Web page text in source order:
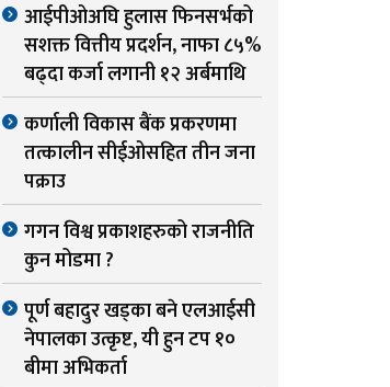
आईपीओअघि हुलास फिनसर्भको
सशक्त वित्तीय प्रदर्शन, नाफा ८५%
बढ्दा कर्जा लगानी १२ अर्बमाथि
कर्णाली विकास बैंक प्रकरणमा
तत्कालीन सीईओसहित तीन जना
पक्राउ
गगन विश्व प्रकाशहरुको राजनीति
कुन मोडमा ?
पूर्ण बहादुर खड्का बने एलआईसी
नेपालका उत्कृष्ट, यी हुन टप १०
बीमा अभिकर्ता